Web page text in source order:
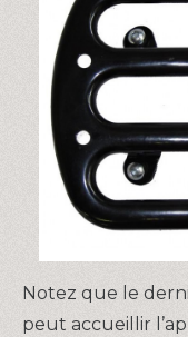
Notez que le
peut accueillir